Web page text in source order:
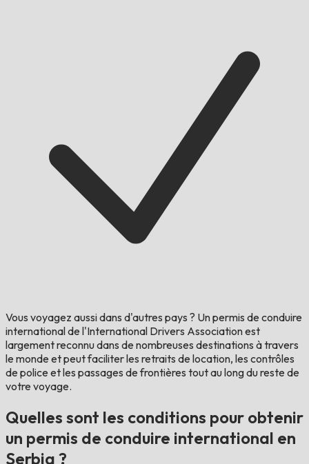
Vous voyagez aussi dans d'autres pays ? Un permis de conduire
international de l'International Drivers Association est
largement reconnu dans de nombreuses destinations à travers
le monde et peut faciliter les retraits de location, les contrôles
de police et les passages de frontières tout au long du reste de
votre voyage.
Quelles sont les conditions pour obtenir
un permis de conduire international en
Serbia ?